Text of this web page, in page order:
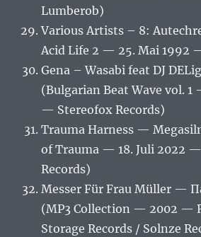
Lumberob)
Various Artists – 8:
Acid Life 2 — 25. Mai 1992
Gena – Wasabi feat DJ
(Bulgarian Beat Wave vol. 1
— Stereofox Records)
Trauma Harness —
of Trauma — 18. Juli 2022
Records)
Messer Für Frau Müller —
(MP3 Collection — 2002 —
Storage Records / Solnze